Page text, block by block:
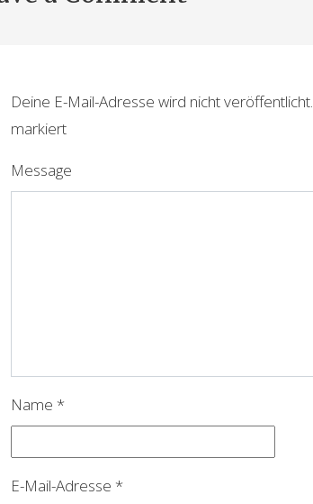
Deine E-Mail-Adresse wird nicht veröffentlicht.
markiert
Message
Name *
E-Mail-Adresse *